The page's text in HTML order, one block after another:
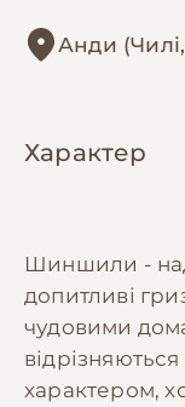
Анди
Характер
Шиншили -
допитливі
чудовими
характером,